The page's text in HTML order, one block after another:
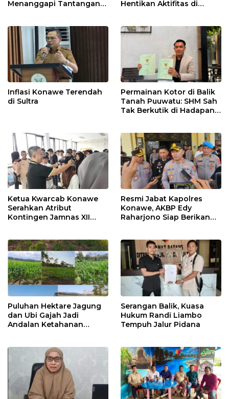
Menanggapi Tantangan
Hentikan Aktifitas di
Inflasi Konawe Terendah
di Sultra
Permainan Kotor di Balik
Tanah Puuwatu: SHM Sah
Tak Berkutik di Hadapan
Ketua Kwarcab Konawe
Serahkan Atribut
Kontingen Jamnas XII
Resmi Jabat Kapolres
Konawe, AKBP Edy
Raharjono Siap Berikan
Puluhan Hektare Jagung
dan Ubi Gajah Jadi
Andalan Ketahanan
Serangan Balik, Kuasa
Hukum Randi Liambo
Tempuh Jalur Pidana